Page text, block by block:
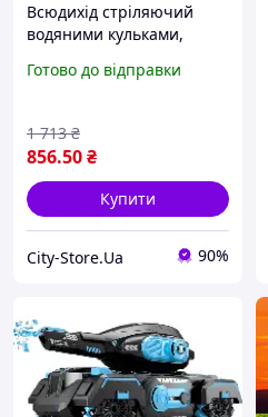
Всюдихід стріляючий
водяними кульками,
управління Акція
Готово до відправки
856.50₴
1 713 ₴
Купити
City-Store.Ua 90%